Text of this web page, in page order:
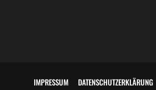
IMPRESSUM DATENSCHUTZERKLÄRUNG